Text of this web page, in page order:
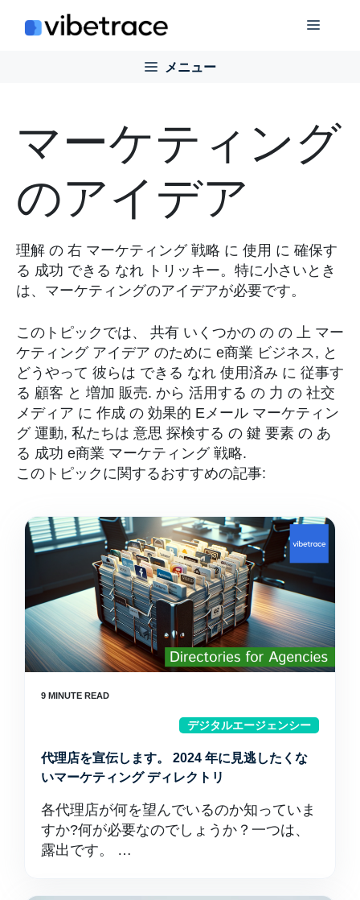
メ
ー
メニュー
マーケティング
のアイデア
理解 の 右 マーケティング戦略 に 使用 に 確保す
る 成功 できる なれ トリッキー。特に小さいとき
は、マーケティングのアイデアが必要です。
このトピックでは、 共有 いくつかの の の 上 マー
ケティングアイデア のために e商業 ビジネス, と
どうやって 彼らは できる なれ 使用済み に 従事す
る 顧客 と 増加 販売. から 活用する の 力 の 社交
メディア に 作成 の 効果的 Eメール マーケティン
グ運動, 私たちは 意思 探検する の 鍵 要素 の あ
る 成功 e商業 マーケティング戦略.
このトピックに関するおすすめの記事:
デジタルエージェンシー
代理店を宣伝します。 2024 年に見逃したくな
いマーケティング ディレクトリ
各代理店が何を望んでいるのか知っていま
すか?何が必要なのでしょうか？一つは、
露出です。 …